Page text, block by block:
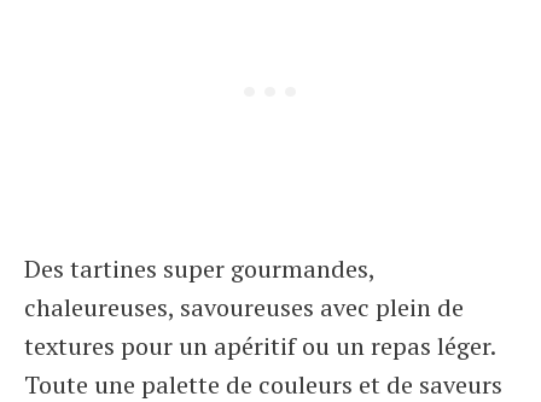
Des tartines super gourmandes,
chaleureuses, savoureuses avec plein de
textures pour un apéritif ou un repas léger.
Toute une palette de couleurs et de saveurs